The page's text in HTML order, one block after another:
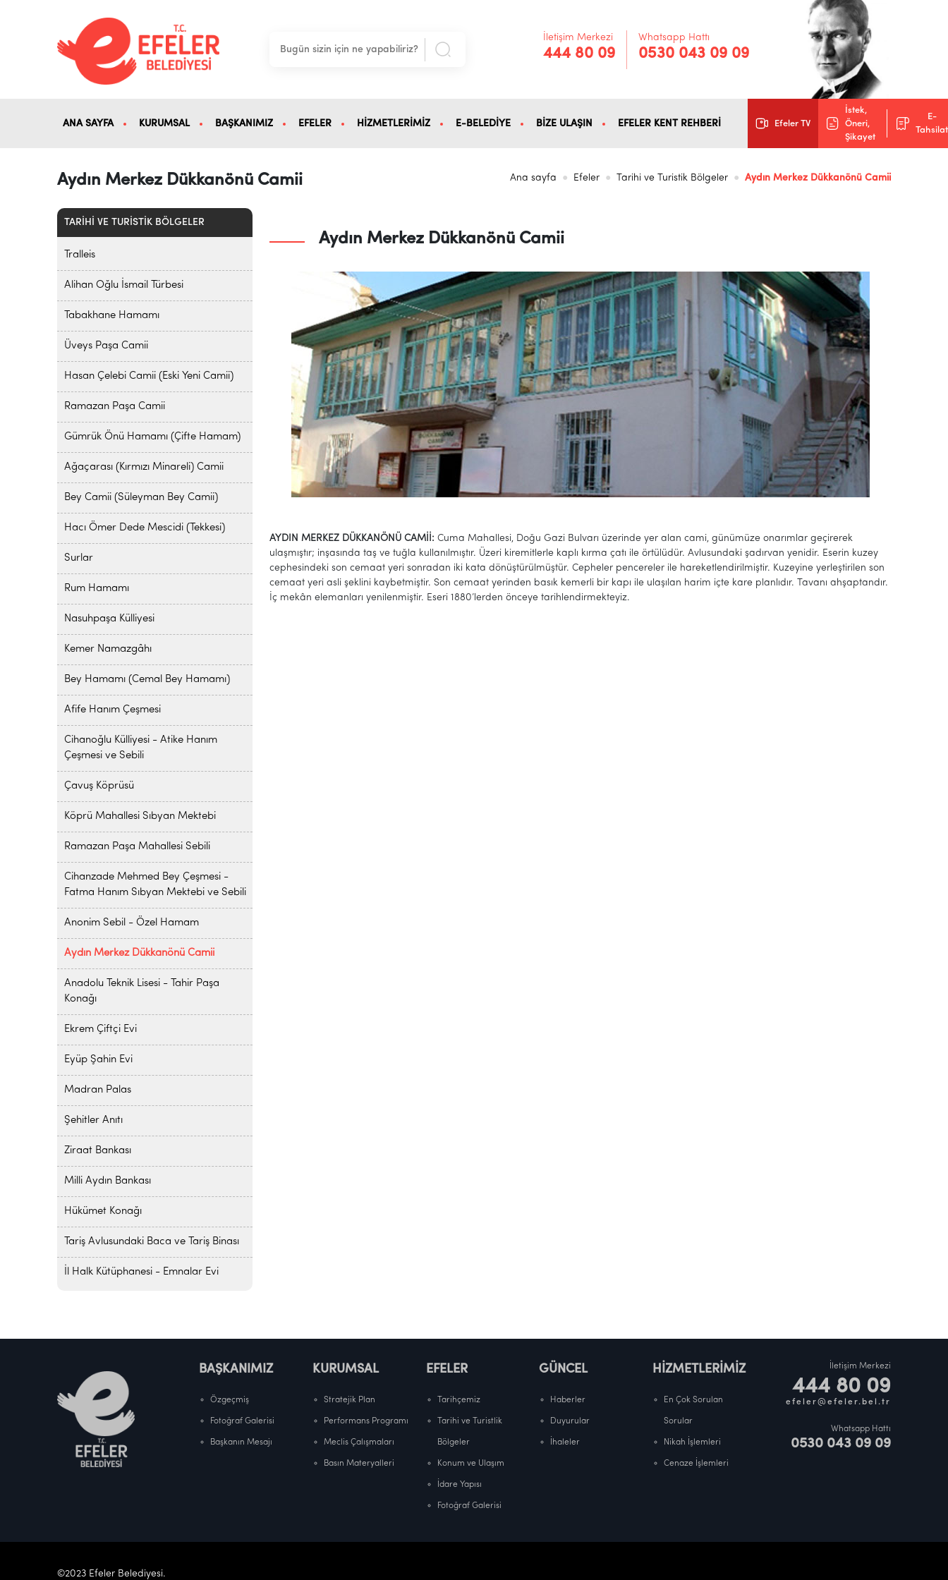
İletişim Merkezi
444 80 09
Whatsapp Hattı
0530 043 09 09
ANA SAYFA KURUMSAL BAŞKANIMIZ EFELER HİZMETLERİMİZ E-BELEDİYE BİZE ULAŞIN EFELER KENT REHBERİ Efeler TV
İstek,
Öneri,
Şikayet
E-
Tahsilat
Aydın Merkez Dükkanönü Camii Ana sayfa Efeler Tarihi ve Turistik Bölgeler Aydın Merkez Dükkanönü Camii
TARİHİ VE TURİSTİK BÖLGELER
Tralleis
Alihan Oğlu İsmail Türbesi
Tabakhane Hamamı
Üveys Paşa Camii
Hasan Çelebi Camii (Eski Yeni Camii)
Ramazan Paşa Camii
Gümrük Önü Hamamı (Çifte Hamam)
Ağaçarası (Kırmızı Minareli) Camii
Bey Camii (Süleyman Bey Camii)
Hacı Ömer Dede Mescidi (Tekkesi)
Surlar
Rum Hamamı
Nasuhpaşa Külliyesi
Kemer Namazgâhı
Bey Hamamı (Cemal Bey Hamamı)
Afife Hanım Çeşmesi
Cihanoğlu Külliyesi - Atike Hanım
Çeşmesi ve Sebili
Çavuş Köprüsü
Köprü Mahallesi Sıbyan Mektebi
Ramazan Paşa Mahallesi Sebili
Cihanzade Mehmed Bey Çeşmesi -
Fatma Hanım Sıbyan Mektebi ve Sebili
Anonim Sebil - Özel Hamam
Aydın Merkez Dükkanönü Camii
Anadolu Teknik Lisesi - Tahir Paşa
Konağı
Ekrem Çiftçi Evi
Eyüp Şahin Evi
Madran Palas
Şehitler Anıtı
Ziraat Bankası
Milli Aydın Bankası
Hükümet Konağı
Tariş Avlusundaki Baca ve Tariş Binası
İl Halk Kütüphanesi - Emnalar Evi
Aydın Merkez Dükkanönü Camii
AYDIN MERKEZ DÜKKANÖNÜ CAMİİ: Cuma Mahallesi, Doğu Gazi Bulvarı üzerinde yer alan cami, günümüze onarımlar geçirerek
ulaşmıştır; inşasında taş ve tuğla kullanılmıştır. Üzeri kiremitlerle kaplı kırma çatı ile örtülüdür. Avlusundaki şadırvan yenidir. Eserin kuzey
cephesindeki son cemaat yeri sonradan iki kata dönüştürülmüştür. Cepheler pencereler ile hareketlendirilmiştir. Kuzeyine yerleştirilen son
cemaat yeri asli şeklini kaybetmiştir. Son cemaat yerinden basık kemerli bir kapı ile ulaşılan harim içte kare planlıdır. Tavanı ahşaptandır.
İç mekân elemanları yenilenmiştir. Eseri 1880’lerden önceye tarihlendirmekteyiz.
BAŞKANIMIZ
Özgeçmiş
Fotoğraf Galerisi
Başkanın Mesajı
KURUMSAL
Stratejik Plan
Performans Programı
Meclis Çalışmaları
Basın Materyalleri
EFELER
Tarihçemiz
Tarihi ve Turistlik
Bölgeler
Konum ve Ulaşım
İdare Yapısı
Fotoğraf Galerisi
GÜNCEL
Haberler
Duyurular
İhaleler
HİZMETLERİMİZ
En Çok Sorulan
Sorular
Nikah İşlemleri
Cenaze İşlemleri
İletişim Merkezi
444 80 09
efeler@efeler.bel.tr
Whatsapp Hattı
0530 043 09 09
©2023 Efeler Belediyesi.